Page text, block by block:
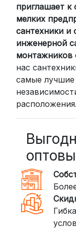
приглашает к
мелких
сантехники и
инженерной
монтажников
нас
самые
расположения.